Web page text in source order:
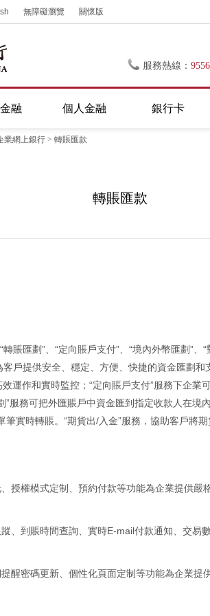
無障礙瀏覽 關懷版
服務熱線：
融 個人金融 銀行卡
業網上銀行 > 轉賬匯款
轉賬匯款
賬匯劃”、“定向賬戶支付”、“境內外幣匯劃”、
客戶提供安全、穩定、方便、快捷的資金匯劃
運作和實時監控；“定向賬戶支付”服務下企業
”服務可把外匯賬戶中資金匯到指定收款人在境
筆實時轉賬。“期貨出/入金”服務，協助客戶將
授權模式定制、預約付款等功能為企業提供嚴
、到賬時間查詢、實時E-mail付款通知、交易
醒密碼更新、個性化頁面定制等功能為企業提